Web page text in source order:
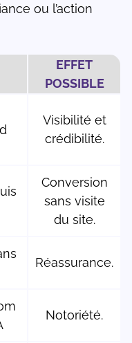
ou l’action
EFFET
POSSIBLE
Visibilité et
crédibilité.
Conversion
sans visite
du site.
Réassurance.
Notoriété.